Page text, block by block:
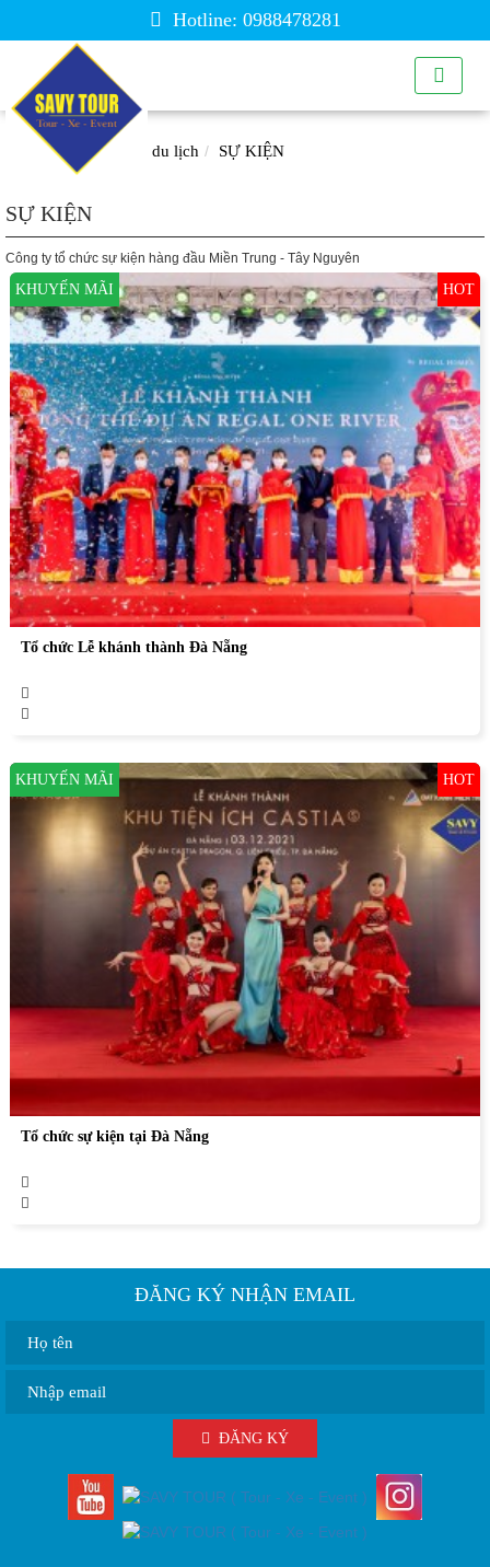
Hotline: 0988478281
Trang chủ Tour du lịch SỰ KIỆN
SỰ KIỆN
Công ty tổ chức sự kiện hàng đầu Miền Trung - Tây Nguyên
KHUYẾN MÃI HOT
Tổ chức Lễ khánh thành Đà Nẵng
KHUYẾN MÃI HOT
Tổ chức sự kiện tại Đà Nẵng
ĐĂNG KÝ NHẬN EMAIL
ĐĂNG KÝ